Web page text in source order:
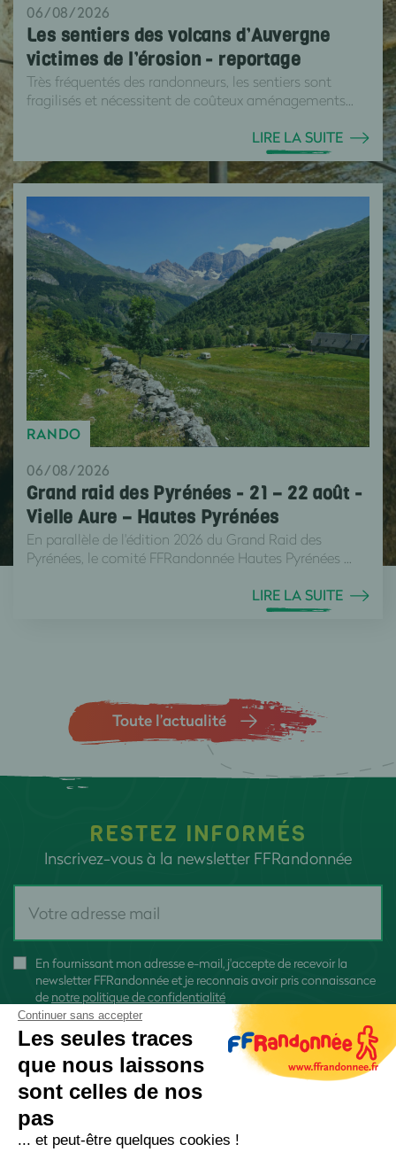
06/08/2026
Les sentiers des volcans d’Auvergne
victimes de l’érosion - reportage
Très fréquentés des randonneurs, les sentiers sont
fragilisés et nécessitent de coûteux aménagements...
LIRE LA SUITE
RANDO
06/08/2026
Grand raid des Pyrénées - 21 – 22 août -
Vielle Aure – Hautes Pyrénées
En parallèle de l'édition 2026 du Grand Raid des
Pyrénées, le comité FFRandonnée Hautes Pyrénées ...
LIRE LA SUITE
Toute l’actualité
RESTEZ INFORMÉS
Inscrivez-vous à la newsletter FFRandonnée
En fournissant mon adresse e-mail, j'accepte de recevoir la
newsletter FFRandonnée et je reconnais avoir pris connaissance
de notre politique de confidentialité
Continuer sans accepter
Les seules traces
que nous laissons
sont celles de nos
pas
... et peut-être quelques cookies !